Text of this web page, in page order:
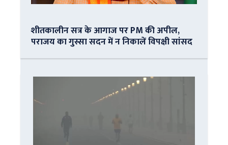
शीतकालीन सत्र के आगाज पर PM की अपील,
पराजय का गुस्सा सदन में न निकालें विपक्षी सांसद